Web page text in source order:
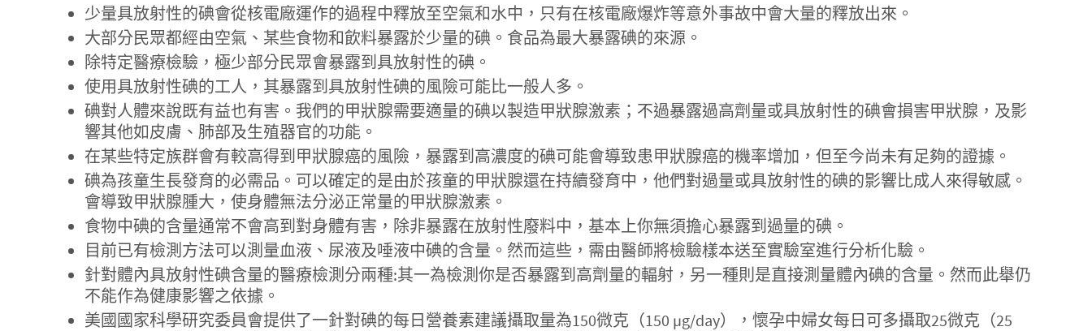
少量具放射性的碘會從核電廠運作的過程中釋放至空氣和水中，只有在核電廠爆炸等意外事故中會大量的釋放出來。
大部分民眾都經由空氣、某些食物和飲料暴露於少量的碘。食品為最大暴露碘的來源。
除特定醫療檢驗，極少部分民眾會暴露到具放射性的碘。
使用具放射性碘的工人，其暴露到具放射性碘的風險可能比一般人多。
碘對人體來說既有益也有害。我們的甲狀腺需要適量的碘以製造甲狀腺激素；不過暴露過高劑量或具放射性的碘會損害甲狀腺，及影
響其他如皮膚、肺部及生殖器官的功能。
在某些特定族群會有較高得到甲狀腺癌的風險，暴露到高濃度的碘可能會導致患甲狀腺癌的機率增加，但至今尚未有足夠的證據。
碘為孩童生長發育的必需品。可以確定的是由於孩童的甲狀腺還在持續發育中，他們對過量或具放射性的碘的影響比成人來得敏感。
會導致甲狀腺腫大，使身體無法分泌正常量的甲狀腺激素。
食物中碘的含量通常不會高到對身體有害，除非暴露在放射性廢料中，基本上你無須擔心暴露到過量的碘。
目前已有檢測方法可以測量血液、尿液及唾液中碘的含量。然而這些，需由醫師將檢驗樣本送至實驗室進行分析化驗。
針對體內具放射性碘含量的醫療檢測分兩種:其一為檢測你是否暴露到高劑量的輻射，另一種則是直接測量體內碘的含量。然而此舉仍
不能作為健康影響之依據。
美國國家科學研究委員會提供了一針對碘的每日營養素建議攝取量為150微克（150 µg/day），懷孕中婦女每日可多攝取25微克（25